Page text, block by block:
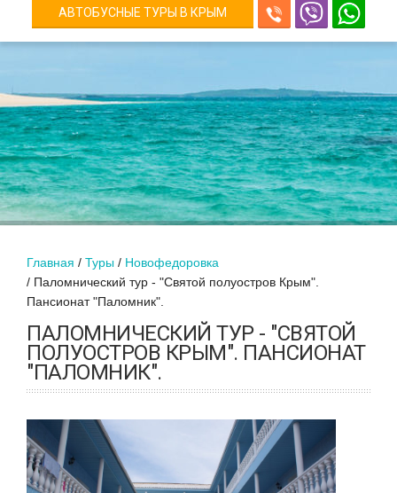
АВТОБУСНЫЕ ТУРЫ В КРЫМ
Главная Туры
Новофедоровка
Паломнический тур - "Святой полуостров Крым".
Пансионат "Паломник".
ПАЛОМНИЧЕСКИЙ ТУР - "СВЯТОЙ
ПОЛУОСТРОВ КРЫМ". ПАНСИОНАТ
"ПАЛОМНИК".